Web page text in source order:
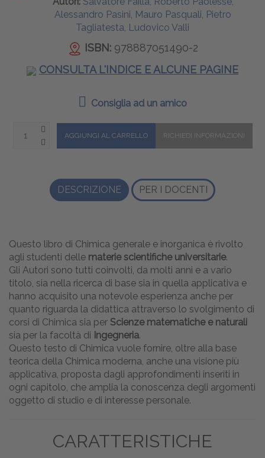
Alessandro Pasini, Mauro Pasquali, Pietro
Tagliatesta, Ludovico Valli
ISBN: 978887051490-2
CONSULTA L'INDICE E ALCUNE PAGINE
Consiglia ad un amico
DESCRIZIONE PER I DOCENTI
Questo libro di Chimica generale e inorganica è rivolto
agli studenti delle materie scientifiche universitarie.
Gli Autori sono tutti coinvolti, da molti anni e a vario
titolo, sia nella ricerca di base sia in quella applicativa e
hanno acquisito una notevole esperienza anche per
quanto riguarda la didattica attraverso lo svolgimento di
corsi di Chimica sia per Scienze matematiche e naturali
sia per la facoltà di Ingegneria.
Questo testo di Chimica vuole fornire, oltre alla base
teorica della Chimica moderna, anche una visione più
applicativa, proposta dagli approfondimenti inseriti in
ogni capitolo, che amplia la conoscenza degli argomenti
oggetto di studio e di interesse personale.
CARATTERISTICHE